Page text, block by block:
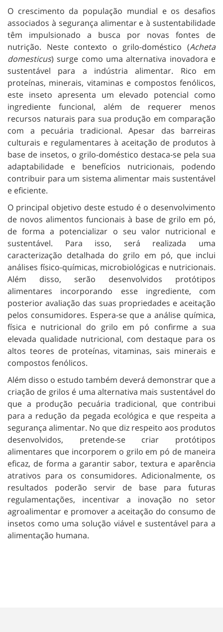
O crescimento da população mundial e os desafios
associados à segurança alimentar e à sustentabilidade
têm impulsionado a busca por novas fontes de
nutrição. Neste contexto o grilo-doméstico (Acheta
domesticus) surge como uma alternativa inovadora e
sustentável para a indústria alimentar. Rico em
proteínas, minerais, vitaminas e compostos fenólicos,
este inseto apresenta um elevado potencial como
ingrediente funcional, além de requerer menos
recursos naturais para sua produção em comparação
com a pecuária tradicional. Apesar das barreiras
culturais e regulamentares à aceitação de produtos à
base de insetos, o grilo-doméstico destaca-se pela sua
adaptabilidade e benefícios nutricionais, podendo
contribuir para um sistema alimentar mais sustentável
e eficiente.
O principal objetivo deste estudo é o desenvolvimento
de novos alimentos funcionais à base de grilo em pó,
de forma a potencializar o seu valor nutricional e
sustentável. Para isso, será realizada uma
caracterização detalhada do grilo em pó, que inclui
análises físico-químicas, microbiológicas e nutricionais.
Além disso, serão desenvolvidos protótipos
alimentares incorporando esse ingrediente, com
posterior avaliação das suas propriedades e aceitação
pelos consumidores. Espera-se que a análise química,
física e nutricional do grilo em pó confirme a sua
elevada qualidade nutricional, com destaque para os
altos teores de proteínas, vitaminas, sais minerais e
compostos fenólicos.
Além disso o estudo também deverá demonstrar que a
criação de grilos é uma alternativa mais sustentável do
que a produção pecuária tradicional, que contribui
para a redução da pegada ecológica e que respeita a
segurança alimentar. No que diz respeito aos produtos
desenvolvidos, pretende-se criar protótipos
alimentares que incorporem o grilo em pó de maneira
eficaz, de forma a garantir sabor, textura e aparência
atrativos para os consumidores. Adicionalmente, os
resultados poderão servir de base para futuras
regulamentações, incentivar a inovação no setor
agroalimentar e promover a aceitação do consumo de
insetos como uma solução viável e sustentável para a
alimentação humana.